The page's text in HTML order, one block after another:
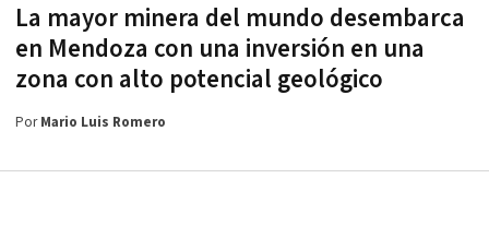
La mayor minera del mundo desembarca
en Mendoza con una inversión en una
zona con alto potencial geológico
PorMario Luis Romero